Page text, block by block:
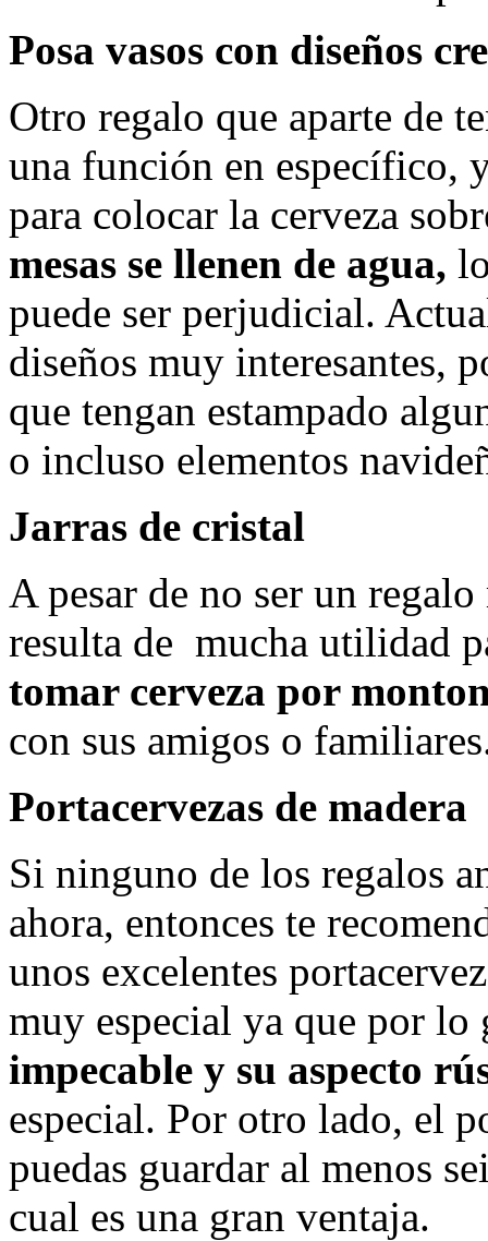
Posa vasos con diseños
Otro regalo que aparte de
una función en específico,
para colocar la cerveza
mesas se llenen de agua,
puede ser perjudicial.
diseños muy interesantes,
que tengan estampado
o incluso elementos
Jarras de cristal
A pesar de no ser un
resulta de mucha utilidad
tomar cerveza por
con sus amigos o
Portacervezas de madera
Si ninguno de los regalos
ahora, entonces te
unos excelentes
muy especial ya que por lo
impecable y su aspecto
especial. Por otro lado, el
puedas guardar al menos
cual es una gran ventaja.